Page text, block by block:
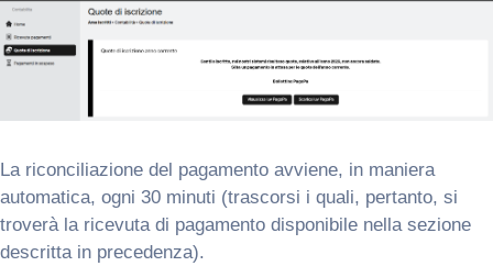
La riconciliazione del pagamento avviene, in maniera
automatica, ogni 30 minuti (trascorsi i quali, pertanto, si
troverà la ricevuta di pagamento disponibile nella sezione
descritta in precedenza).